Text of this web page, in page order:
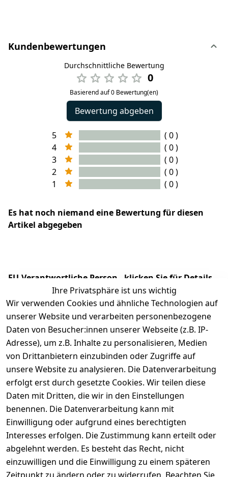
Kundenbewertungen
Durchschnittliche Bewertung
0
Basierend auf 0 Bewertung(en)
Bewertung abgeben
5
( 0 )
4
( 0 )
3
( 0 )
2
( 0 )
1
( 0 )
Es hat noch niemand eine Bewertung für diesen
Artikel abgegeben
EU-Verantwortliche Person - klicken Sie für Details
Ihre Privatsphäre ist uns wichtig
Wir verwenden Cookies und ähnliche Technologien auf
unserer Website und verarbeiten personenbezogene
Daten von Besucher:innen unserer Webseite (z.B. IP-
Adresse), um z.B. Inhalte zu personalisieren, Medien
von Drittanbietern einzubinden oder Zugriffe auf
unsere Website zu analysieren. Die Datenverarbeitung
erfolgt erst durch gesetzte Cookies. Wir teilen diese
Daten mit Dritten, die wir in den Einstellungen
benennen. Die Datenverarbeitung kann mit
Einwilligung oder aufgrund eines berechtigten
Interesses erfolgen. Die Zustimmung kann erteilt oder
abgelehnt werden. Es besteht das Recht, nicht
einzuwilligen und die Einwilligung zu einem späteren
Rechtliches
Impressum
Datenschutze
rklärung
Barrierefreihe
Services
Registrieren